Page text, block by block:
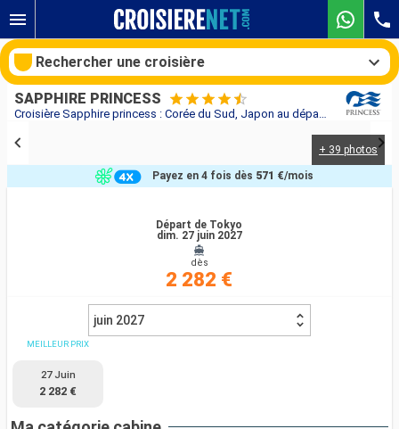
Croisière Sapphire princess : Corée du Sud, Japon au départ de Tokyo
SAPPHIRE PRINCESS
+ 39 photos
Départ de Tokyo
dim. 27 juin 2027
dès
2 282 €
Payez en 4 fois dès 571 €/mois
juin 2027
MEILLEUR PRIX
27 Juin
2 282 €
Rechercher une croisière
Compagnies
Rechercher